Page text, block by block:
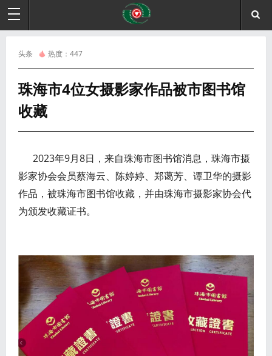
头条 热度： 447
珠海市4位女摄影家作品被市图书馆
收藏
2023年9月8日，来自珠海市图书馆消息，珠海市摄
影家协会会员蔡海云、陈婷婷、郑蔼芳、谭卫华的摄影
作品，被珠海市图书馆收藏，并由珠海市摄影家协会代
为颁发收藏证书。